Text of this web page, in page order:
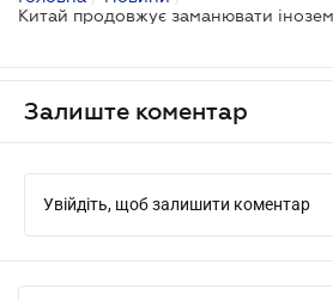
Залиште коментар
Увійдіть, щоб залишити коментар